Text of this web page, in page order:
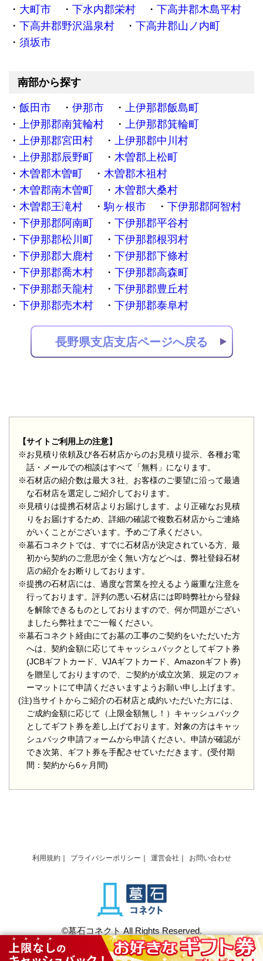
大町市
下水内郡栄村
下高井郡木島平村
下高井郡野沢温泉村
下高井郡山ノ内町
須坂市
南部から探す
飯田市 伊那市
上伊那郡飯島町
上伊那郡南箕輪村
上伊那郡箕輪町
上伊那郡宮田村
上伊那郡中川村
上伊那郡辰野町
木曽郡上松町
木曽郡木曽町
木曽郡木祖村
木曽郡南木曽町
木曽郡大桑村
木曽郡王滝村
駒ヶ根市
下伊那郡阿智村
下伊那郡阿南町
下伊那郡平谷村
下伊那郡松川町
下伊那郡根羽村
下伊那郡大鹿村
下伊那郡下條村
下伊那郡喬木村
下伊那郡高森町
下伊那郡天龍村
下伊那郡豊丘村
下伊那郡売木村
下伊那郡泰阜村
長野県支店支店ページへ戻る
【サイトご利用上の注意】
※お見積り依頼及び各石材店からのお見積り提示、各種お電
話・メールでの相談はすべて「無料」になります。
※石材店の紹介数は最大３社、お客様のご要望に沿って最適
な石材店を選定しご紹介しております。
※見積りは提携石材店よりお届けします。より正確なお見積
りをお届けするため、詳細の確認で複数石材店からご連絡
がいくことがございます。予めご了承ください。
※墓石コネクトでは、すでに石材店が決定されている方、最
初から契約のご意思が全く無い方などへは、弊社登録石材
店の紹介をお断りしております。
※提携の石材店には、過度な営業を控えるよう厳重な注意を
行っております。評判の悪い石材店には即時弊社から登録
を解除できるものとしておりますので、何か問題がござい
ましたら弊社までご一報ください。
※墓石コネクト経由にてお墓の工事のご契約をいただいた方
へは、契約金額に応じてキャッシュバックとしてギフト券
(JCBギフトカード、VJAギフトカード、Amazonギフト券)
を贈呈しておりますので、ご契約が成立次第、規定のフォ
ーマットにて申請くださいますようお願い申し上げます。
(注)当サイトからご紹介の石材店と成約いただいた方には、
ご成約金額に応じて（上限金額無し！）キャッシュバック
としてギフト券を差し上げております。対象の方はキャッ
シュバック申請フォームから申請ください。申請が確認が
でき次第、ギフト券を手配させていただきます。(受付期
間：契約から6ヶ月間)
利用規約 プライバシーポリシー 運営会社 お問い合わせ
©墓石コネクト All Rights Reserved.